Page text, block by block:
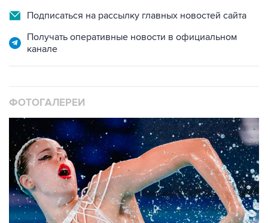
Получать оперативные новости в официальном
канале